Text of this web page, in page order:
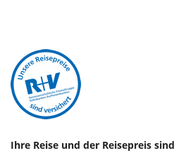
Ihre Reise und der Reisepreis